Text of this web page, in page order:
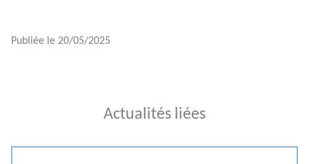
Publiée le 20/05/2025
Actualités liées